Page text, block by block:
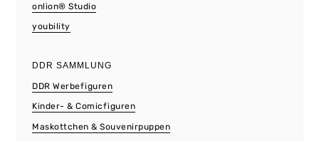
onlion® Studio
youbility
DDR SAMMLUNG
DDR Werbefiguren
Kinder- & Comicfiguren
Maskottchen & Souvenirpuppen